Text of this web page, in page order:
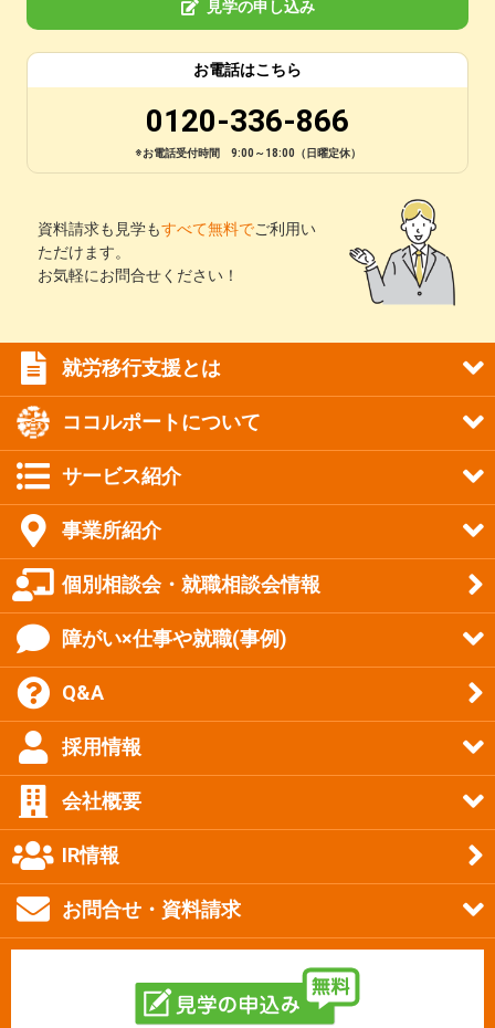
見学の申し込み
お電話はこちら
0120-336-866
※お電話受付時間 9:00～18:00（日曜定休）
資料請求も見学もすべて無料でご利用い
ただけます。
お気軽にお問合せください！
就労移行支援とは
ココルポートについて
サービス紹介
事業所紹介
個別相談会・就職相談会情報
障がい×仕事や就職(事例)
Q&A
採用情報
会社概要
IR情報
お問合せ・資料請求